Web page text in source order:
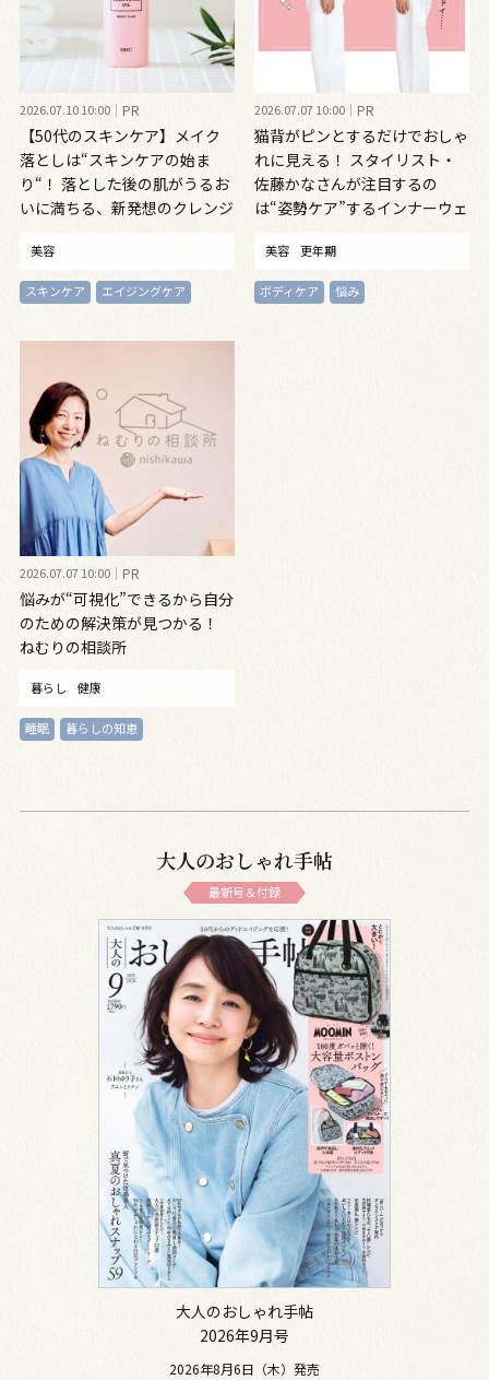
2026.07.10 10:00 PR
【50代のスキンケア】メイク
落としは“スキンケアの始ま
り“！ 落とした後の肌がうるお
いに満ちる、新発想のクレンジ
美容
スキンケア エイジングケア
2026.07.07 10:00 PR
猫背がピンとするだけでおしゃ
れに見える！ スタイリスト・
佐藤かなさんが注目するの
は“姿勢ケア”するインナーウェ
美容 更年期
ボディケア 悩み
2026.07.07 10:00 PR
悩みが“可視化”できるから自分
のための解決策が見つかる！
ねむりの相談所
暮らし 健康
睡眠 暮らしの知恵
大人のおしゃれ手帖
最新号＆付録
大人のおしゃれ手帖
2026年9月号
2026年8月6日（木）発売